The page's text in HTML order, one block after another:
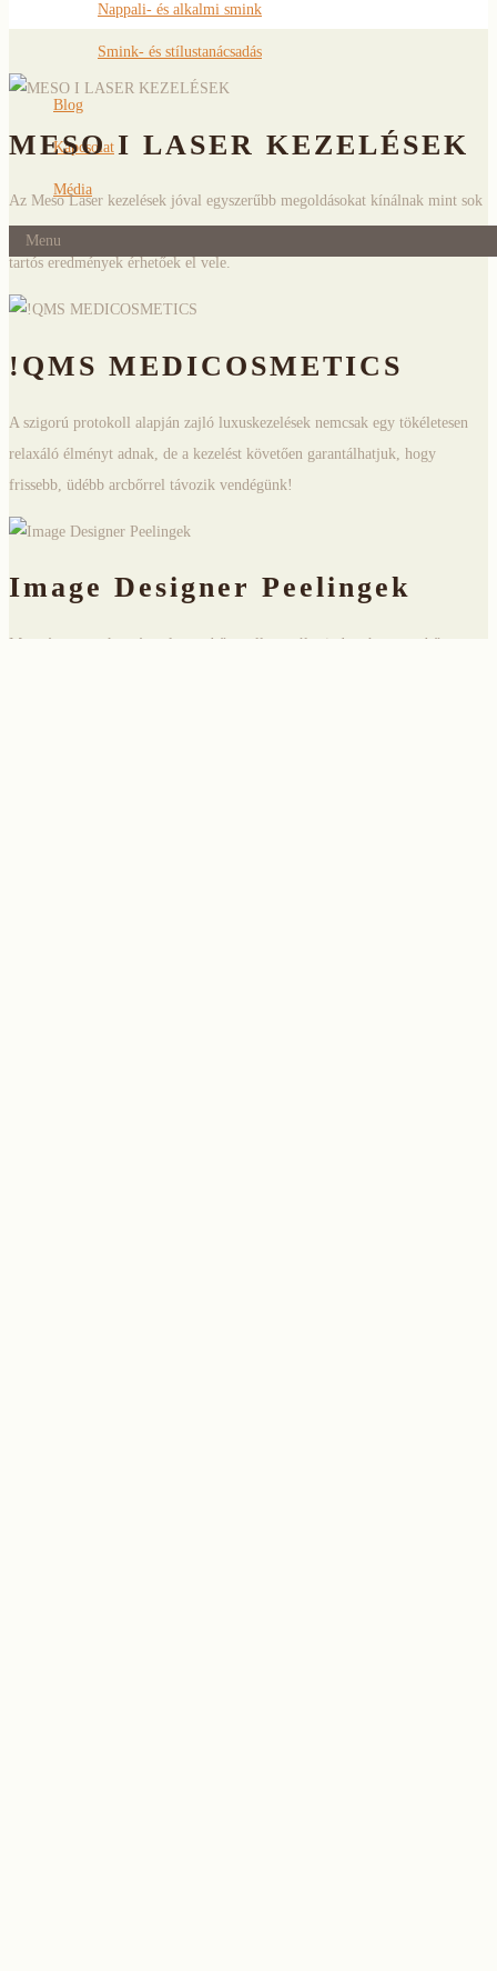
Nappali- és alkalmi smink
Smink- és stílustanácsadás
Blog
Kapcsolat
Média
Menu
MESO I LASER KEZELÉSEK
Az Meso Laser kezelések jóval egyszerűbb megoldásokat kínálnak mint sok
más nem invazív arcplasztikai elképzelés. Minimális idő alatt is szép és
tartós eredmények érhetőek el vele.
!QMS MEDICOSMETICS
A szigorú protokoll alapján zajló luxuskezelések nemcsak egy tökéletesen
relaxáló élményt adnak, de a kezelést követően garantálhatjuk, hogy
frissebb, üdébb arcbőrrel távozik vendégünk!
Image Designer Peelingek
Ma már nemcsak a ránctalan arcbőr mellett szól minden, hanem a bőr